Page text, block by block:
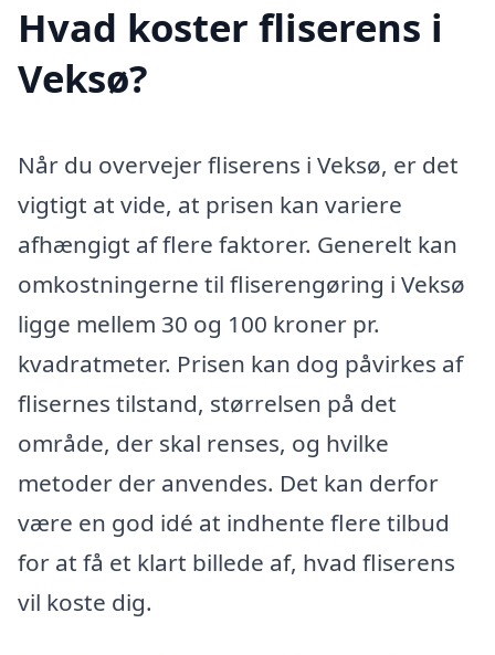
Hvad koster fliserens i
Veksø?
Når du overvejer fliserens i Veksø, er det
vigtigt at vide, at prisen kan variere
afhængigt af flere faktorer. Generelt kan
omkostningerne til fliserengøring i Veksø
ligge mellem 30 og 100 kroner pr.
kvadratmeter. Prisen kan dog påvirkes af
flisernes tilstand, størrelsen på det
område, der skal renses, og hvilke
metoder der anvendes. Det kan derfor
være en god idé at indhente flere tilbud
for at få et klart billede af, hvad fliserens
vil koste dig.